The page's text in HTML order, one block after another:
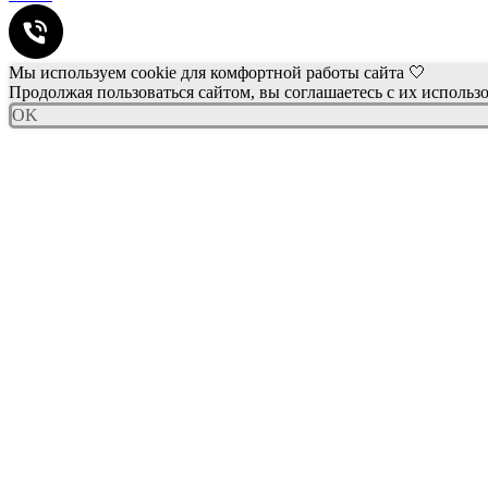
Мы используем cookie для комфортной работы сайта 🤍
Продолжая пользоваться сайтом, вы соглашаетесь с их
OK